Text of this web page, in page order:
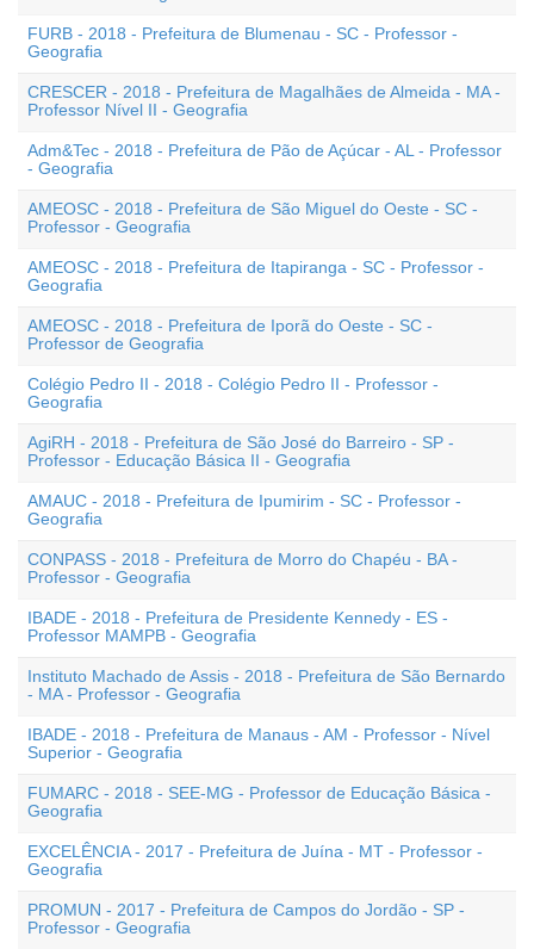
FURB - 2018 - Prefeitura de Blumenau - SC - Professor -
Geografia
CRESCER - 2018 - Prefeitura de Magalhães de Almeida - MA -
Professor Nível II - Geografia
Adm&Tec - 2018 - Prefeitura de Pão de Açúcar - AL - Professor
- Geografia
AMEOSC - 2018 - Prefeitura de São Miguel do Oeste - SC -
Professor - Geografia
AMEOSC - 2018 - Prefeitura de Itapiranga - SC - Professor -
Geografia
AMEOSC - 2018 - Prefeitura de Iporã do Oeste - SC -
Professor de Geografia
Colégio Pedro II - 2018 - Colégio Pedro II - Professor -
Geografia
AgiRH - 2018 - Prefeitura de São José do Barreiro - SP -
Professor - Educação Básica II - Geografia
AMAUC - 2018 - Prefeitura de Ipumirim - SC - Professor -
Geografia
CONPASS - 2018 - Prefeitura de Morro do Chapéu - BA -
Professor - Geografia
IBADE - 2018 - Prefeitura de Presidente Kennedy - ES -
Professor MAMPB - Geografia
Instituto Machado de Assis - 2018 - Prefeitura de São Bernardo
- MA - Professor - Geografia
IBADE - 2018 - Prefeitura de Manaus - AM - Professor - Nível
Superior - Geografia
FUMARC - 2018 - SEE-MG - Professor de Educação Básica -
Geografia
EXCELÊNCIA - 2017 - Prefeitura de Juína - MT - Professor -
Geografia
PROMUN - 2017 - Prefeitura de Campos do Jordão - SP -
Professor - Geografia